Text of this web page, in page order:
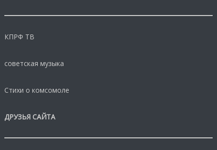
КПРФ ТВ
советская музыка
Стихи о комсомоле
ДРУЗЬЯ САЙТА